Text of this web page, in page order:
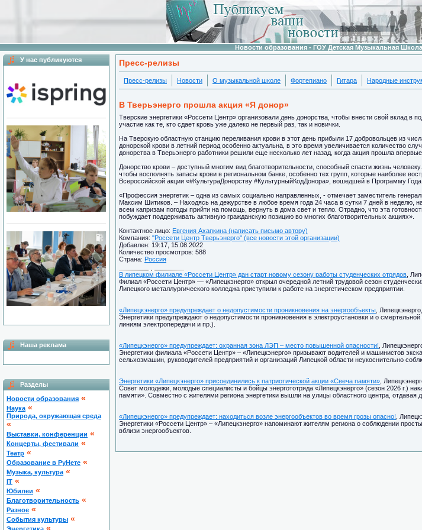
Новости образования - ГОУ Детская Музыкальная
У нас публикуются
Наша реклама
Разделы
Новости образования «
Наука «
Природа, окружающая среда
«
Выставки, конференции «
Концерты, фестивали «
Театр «
Образование в РуНете «
Музыка, культура «
IT «
Юбилеи «
Благотворительность «
Разное «
Cобытия культуры «
Пресс-релизы
Пресс-релизы Новости О музыкальной школе Фортепиано Гитара Народные
В Тверьэнерго прошла акция «Я донор»
Тверские энергетики «Россети Центр» организовали день донорства, чтобы внести свой вклад в
участие как те, кто сдает кровь уже далеко не первый раз, так и новички.
На Тверскую областную станцию переливания крови в этот день прибыли 17 добровольцев из
донорской крови в летний период особенно актуальна, в это время увеличивается количество
донорства в Тверьэнерго работники решили еще несколько лет назад, когда акция прошла
Донорство крови – доступный многим вид благотворительности, способный спасти жизнь
чтобы восполнять запасы крови в региональном банке, особенно тех групп, которые наиболее
Всероссийской акции «#КультураДонорству #КультурныйКодДонора», вошедшей в Программу Года
«Профессия энергетик – одна из самых социально направленных, - отмечает заместитель
Максим Шитиков. – Находясь на дежурстве в любое время года 24 часа в сутки 7 дней в неделю,
всем капризам погоды прийти на помощь, вернуть в дома свет и тепло. Отрадно, что эта
побуждает поддерживать активную гражданскую позицию во многих благотворительных акциях».
Контактное лицо: Евгения Ахапкина (написать письмо автору)
Компания: "Россети Центр Тверьэнерго" (все новости этой организации)
Добавлен: 19:17, 15.08.2022
Количество просмотров: 588
Страна: Россия
В липецком филиале «Россети Центр» дан старт новому сезону работы студенческих отрядов ,
Филиал «Россети Центр» — «Липецкэнерго» открыл очередной летний трудовой сезон
Липецкого металлургического колледжа приступили к работе на энергетическом предприятии.
«Липецкэнерго» предупреждает о недопустимости проникновения на энергообъекты ,
Энергетики предупреждают о недопустимости проникновения в электроустановки и о
линиям электропередачи и пр.).
«Липецкэнерго» предупреждает: охранная зона ЛЭП – место повышенной опасности! ,
Энергетики филиала «Россети Центр» – «Липецкэнерго» призывают водителей и машинистов
сельхозмашин, руководителей предприятий и организаций Липецкой области неукоснительно
Энергетики «Липецкэнерго» присоединились к патриотической акции «Свеча памяти» ,
Совет молодежи, молодые специалисты и бойцы энергототряда «Липецкэнерго» (сезон 2026 г.)
памяти». Совместно с жителями региона энергетики вышли на улицы областного центра,
«Липецкэнерго» предупреждает: находиться возле энергообъектов во время грозы опасно! ,
Энергетики «Россети Центр» – «Липецкэнерго» напоминают жителям региона о соблюдении
вблизи энергообъектов.